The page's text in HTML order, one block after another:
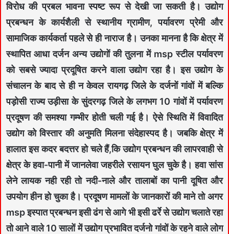
विरोध की प्रबल भावना स्पष्ट रूप से देखी जा सकती है। उद्योग
प्रबन्धन के कार्यशैली से स्थानीय ग्रामीण, पर्यावरण प्रेमी और
सामाजिक कार्यकर्ता पहले से ही नाराज है। उनका मानना है कि क्षेत्र में
स्थापित आधा दर्जन अन्य उद्योगों की तुलना में msp स्टील पर्यावरण
को सबसे ज्यादा प्रदूषित करने वाला उद्योग रहा है। इस उद्योग के
संचालन के बाद से ही न केवल रायगढ़ जिले के दर्जनों गांवों में बल्कि
पड़ोसी राज्य उड़ीसा के सुंदरगढ़ जिले के लगभग 10 गांवों में पर्यावरण
प्रदूषण की समश्या गम्भीर होती चली गई है। ऐसे स्थिति में विवादित
उद्योग को विस्तार की अनुमति मिलना संदेहास्पद है। जबकि क्षेत्र में
हालात इस कदर बदत्तर हो चले हैं,कि उद्योग प्रबन्धन की लापरवाही से
क्षेत्र के हवा-पानी में जानलेवा जहरीले रसायन घुल चुके है। हवा सांस
लेने लायक नही रही तो नदी-नाले और तालाबों का पानी दूषित और
उपयोग हीन हो चुका है। प्रदूषण मामलों के जानकारों की माने तो अगर
msp इस्पात प्रबन्धन इसी ढंग से आगे भी इसी ढर्रे से उद्योग चलाते रहा
तो आने वाले 10 सालों में उद्योग प्रभावित दर्जनो गांवों के रहने वाले लोग